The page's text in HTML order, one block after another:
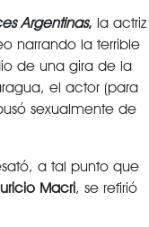
Argentinas, la actriz
narrando la terrible
de una gira de la
el actor (para
sexualmente de
a tal punto que
Macri, se refirió